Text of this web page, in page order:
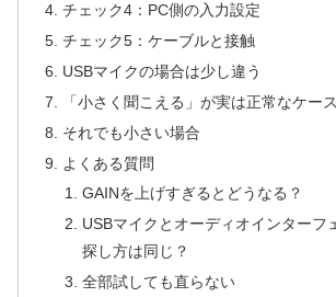
チェック4：PC側の入力設定
チェック5：ケーブルと接触
USBマイクの場合は少し違う
「小さく聞こえる」が実は正常なケース
それでも小さい場合
よくある質問
GAINを上げすぎるとどうなる？
USBマイクとオーディオインターフ
探し方は同じ？
全部試しても直らない